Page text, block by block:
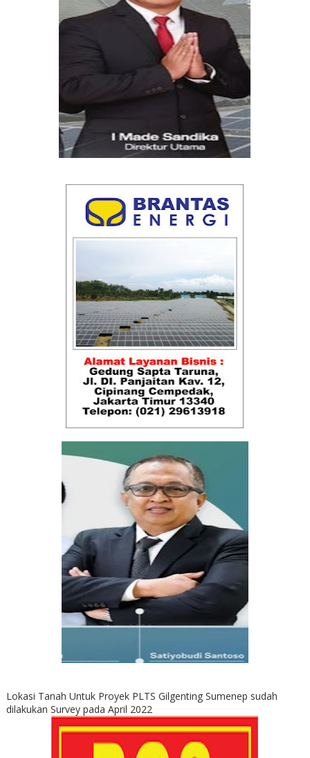
Lokasi Tanah Untuk Proyek PLTS Gilgenting Sumenep sudah
dilakukan Survey pada April 2022